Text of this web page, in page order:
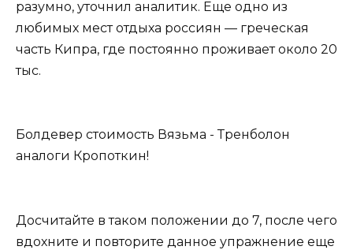
разумно, уточнил аналитик. Еще одно из
любимых мест отдыха россиян — греческая
часть Кипра, где постоянно проживает около 20
тыс.
Болдевер стоимость Вязьма - Тренболон
аналоги Кропоткин!
Досчитайте в таком положении до 7, после чего
вдохните и повторите данное упражнение еще